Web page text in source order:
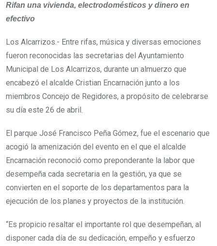
Rifan una vivienda, electrodomésticos y dinero en
efectivo
Los Alcarrizos.- Entre rifas, música y diversas emociones
fueron reconocidas las secretarias del Ayuntamiento
Municipal de Los Alcarrizos, durante un almuerzo que
encabezó el alcalde Cristian Encarnación junto a los
miembros Concejo de Regidores, a propósito de celebrarse
su día este 26 de abril.
El parque José Francisco Peña Gómez, fue el escenario que
acogió la amenización del evento en el que el alcalde
Encarnación reconoció como preponderante la labor que
desempeña cada secretaria en la gestión, ya que se
convierten en el soporte de los departamentos para la
ejecución de los planes y proyectos de la institución.
“Es propicio resaltar el importante rol que desempeñan, al
disponer cada día de su dedicación, empeño y esfuerzo